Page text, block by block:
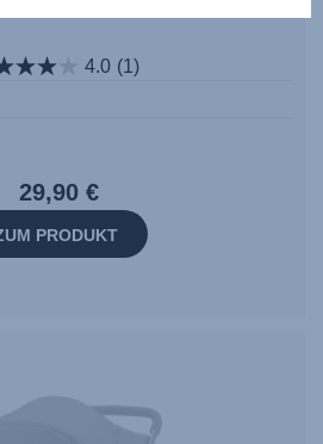
4.0 (1)
29,90 €
PRODUKT